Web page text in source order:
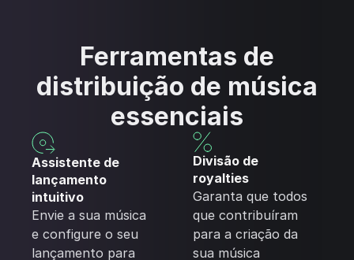
Ferramentas de
distribuição de música
essenciais
Assistente de
lançamento
intuitivo
Envie a sua música
e configure o seu
lançamento para
Divisão de
royalties
Garanta que todos
que contribuíram
para a criação da
sua música